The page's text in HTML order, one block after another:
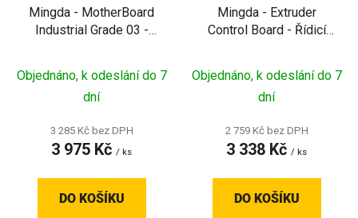
Mingda - MotherBoard
Industrial Grade 03 -
Objednáno, k odeslání do 7
dní
3 285 Kč bez DPH
3 975 Kč / ks
DO KOŠÍKU
Mingda - Extruder
Control Board - Řídicí
600D/1000D
Objednáno, k odeslání do 7
dní
2 759 Kč bez DPH
3 338 Kč / ks
DO KOŠÍKU